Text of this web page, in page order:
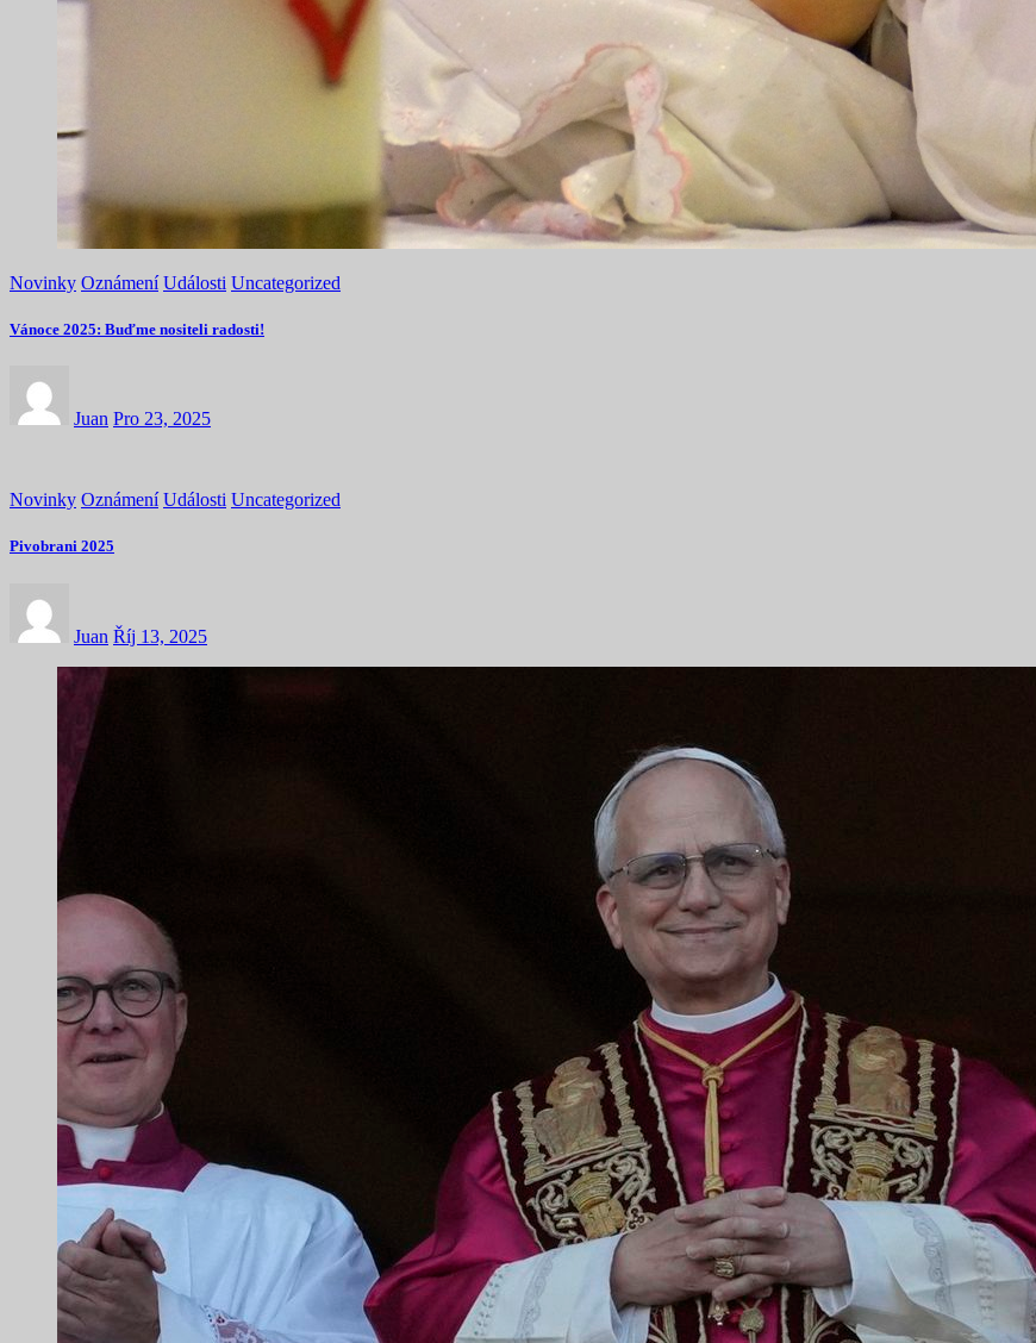
Novinky Oznámení Události Uncategorized
Vánoce 2025: Buďme nositeli radosti!
Juan Pro 23, 2025
Novinky Oznámení Události Uncategorized
Pivobrani 2025
Juan Říj 13, 2025